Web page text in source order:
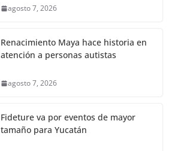
agosto 7, 2026
Renacimiento Maya hace historia en
atención a personas autistas
agosto 7, 2026
Fideture va por eventos de mayor
tamaño para Yucatán